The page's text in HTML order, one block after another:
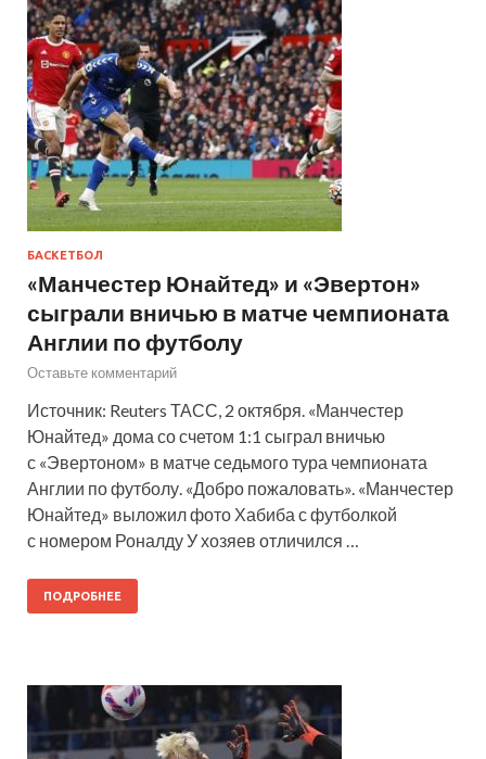
БАСКЕТБОЛ
«Манчестер Юнайтед» и «Эвертон»
сыграли вничью в матче чемпионата
Англии по футболу
Оставьте комментарий
Источник: Reuters ТАСС, 2 октября. «Манчестер
Юнайтед» дома со счетом 1:1 сыграл вничью
с «Эвертоном» в матче седьмого тура чемпионата
Англии по футболу. «Добро пожаловать». «Манчестер
Юнайтед» выложил фото Хабиба с футболкой
с номером Роналду У хозяев отличился …
ПОДРОБНЕЕ